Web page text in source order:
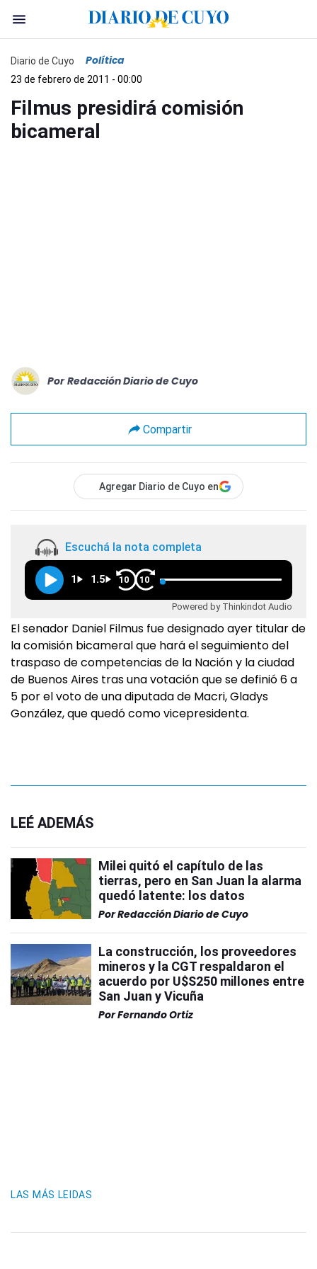
Diario de Cuyo Política
23 de febrero de 2011 - 00:00
Filmus presidirá comisión
bicameral
Por Redacción Diario de Cuyo
Compartir
Agregar Diario de Cuyo en
Escuchá la nota completa
1 1.5 10 10
Powered by Thinkindot Audio
El senador Daniel Filmus fue designado ayer titular de
la comisión bicameral que hará el seguimiento del
traspaso de competencias de la Nación y la ciudad
de Buenos Aires tras una votación que se definió 6 a
5 por el voto de una diputada de Macri, Gladys
González, que quedó como vicepresidenta.
LEÉ ADEMÁS
Milei quitó el capítulo de las
tierras, pero en San Juan la alarma
quedó latente: los datos
PorRedacción Diario de Cuyo
La construcción, los proveedores
mineros y la CGT respaldaron el
acuerdo por U$S250 millones entre
San Juan y Vicuña
PorFernando Ortiz
LAS MÁS LEIDAS